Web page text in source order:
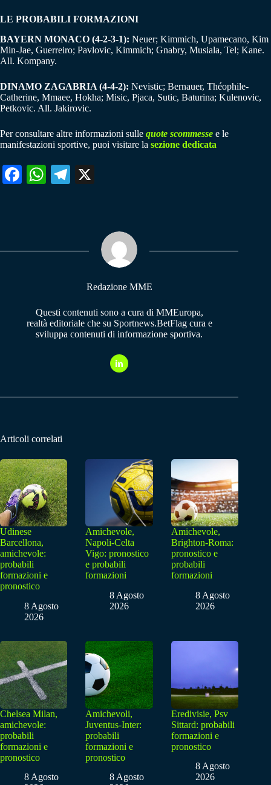
LE PROBABILI FORMAZIONI
BAYERN MONACO (4-2-3-1): Neuer; Kimmich, Upamecano, Kim
Min-Jae, Guerreiro; Pavlovic, Kimmich; Gnabry, Musiala, Tel; Kane.
All. Kompany.
DINAMO ZAGABRIA (4-4-2): Nevistic; Bernauer, Théophile-
Catherine, Mmaee, Hokha; Misic, Pjaca, Sutic, Baturina; Kulenovic,
Petkovic. All. Jakirovic.
Per consultare altre informazioni sulle quote scommesse e le
manifestazioni sportive, puoi visitare la sezione dedicata
Fa W
pp
Te
m
Redazione MME
Questi contenuti sono a cura di MMEuropa,
realtà editoriale che su Sportnews.BetFlag cura e
sviluppa contenuti di informazione sportiva.
Articoli correlati
Udinese
Barcellona,
amichevole:
probabili
formazioni e
pronostico
8 Agosto
2026
Amichevole,
Napoli-Celta
Vigo: pronostico
e probabili
formazioni
8 Agosto
2026
Amichevole,
Brighton-Roma:
pronostico e
probabili
formazioni
8 Agosto
2026
Chelsea Milan,
amichevole:
probabili
formazioni e
pronostico
8 Agosto
Amichevoli,
Juventus-Inter:
probabili
formazioni e
pronostico
8 Agosto
Eredivisie, Psv
Sittard: probabili
formazioni e
pronostico
8 Agosto
2026